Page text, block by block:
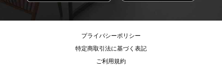
プライバシーポリシー
特定商取引法に基づく表記
ご利用規約